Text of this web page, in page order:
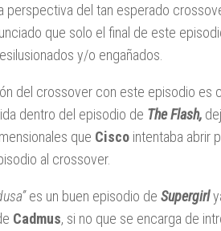
perspectiva del tan esperado
que solo el final de este
y/o engañados.
del crossover con este episodio es
dentro del episodio de The Flash,
que Cisco intentaba abrir
al crossover.
es un buen episodio de Supergirl
Cadmus, si no que se encarga de